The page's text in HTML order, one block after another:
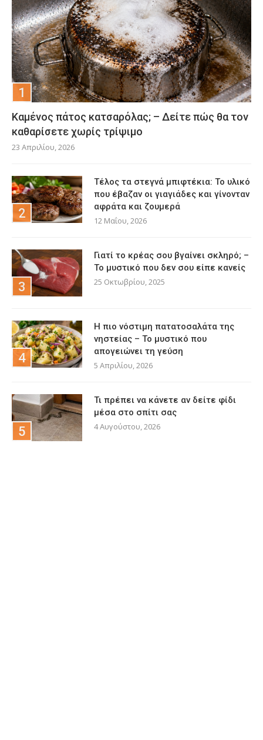
Καμένος πάτος κατσαρόλας; – Δείτε πώς θα τον
καθαρίσετε χωρίς τρίψιμο
23 Απριλίου, 2026
Τέλος τα στεγνά μπιφτέκια: Το υλικό
που έβαζαν οι γιαγιάδες και γίνονταν
αφράτα και ζουμερά
12 Μαΐου, 2026
Γιατί το κρέας σου βγαίνει σκληρό; –
Το μυστικό που δεν σου είπε κανείς
25 Οκτωβρίου, 2025
Η πιο νόστιμη πατατοσαλάτα της
νηστείας – Το μυστικό που
απογειώνει τη γεύση
5 Απριλίου, 2026
Τι πρέπει να κάνετε αν δείτε φίδι
μέσα στο σπίτι σας
4 Αυγούστου, 2026